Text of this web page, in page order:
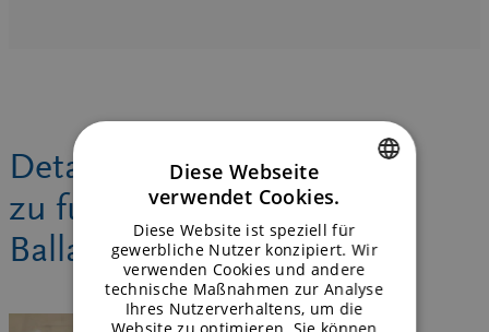
Detaillierte Informationen
zu funktionellen
Ballaststoffen
ENGLISH
GERMAN
Diese Webseite
verwendet Cookies.
Diese Website ist speziell für
gewerbliche Nutzer konzipiert. Wir
verwenden Cookies und andere
technische Maßnahmen zur Analyse
Ihres Nutzerverhaltens, um die
Website zu optimieren. Sie können